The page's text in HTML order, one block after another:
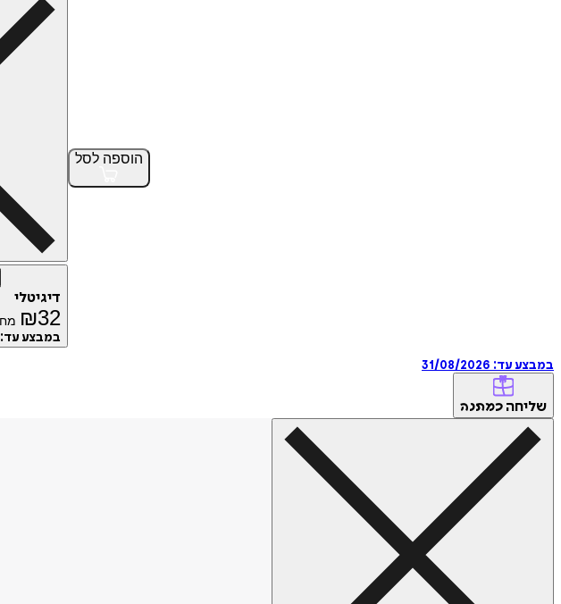
הוספה לסל
דיגיטלי
₪32
במבצע עד:
במבצע עד: 31/08/2026
שליחה כמתנה